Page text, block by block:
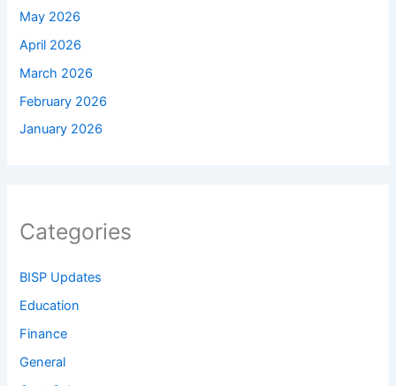
May 2026
April 2026
March 2026
February 2026
January 2026
Categories
BISP Updates
Education
Finance
General